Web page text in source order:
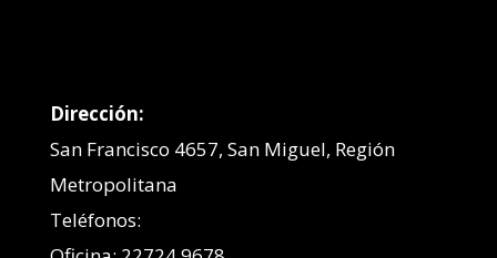
Dirección:
San Francisco 4657, San Miguel, Región
Metropolitana
Teléfonos: